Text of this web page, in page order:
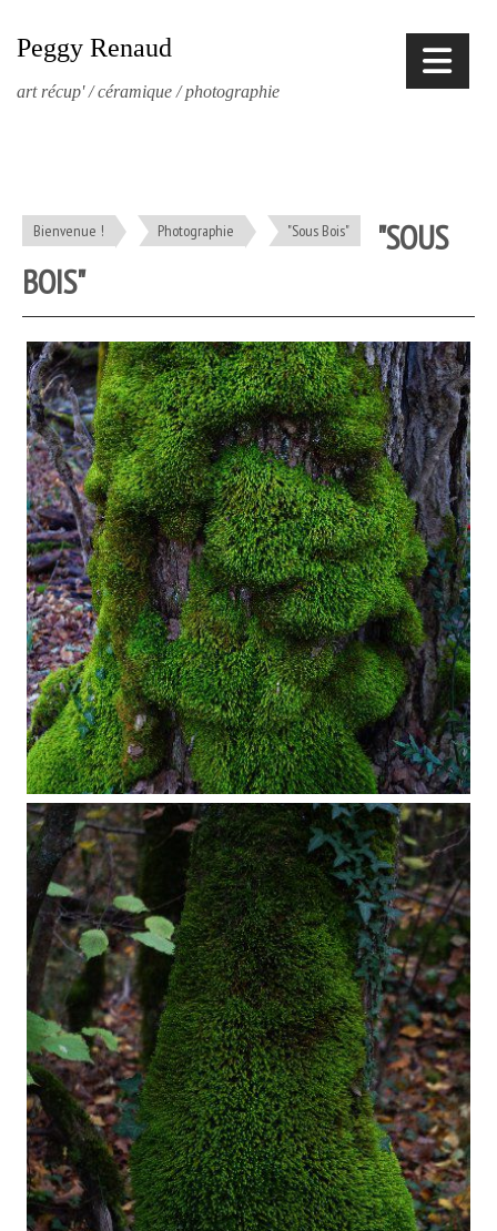
Peggy Renaud
art récup' / céramique / photographie
Bienvenue ! Photographie "Sous Bois"
"SOUS
BOIS"